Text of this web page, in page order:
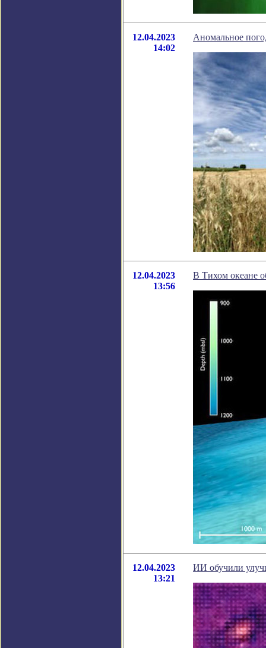
12.04.2023
14:02
Аномальное
12.04.2023
13:56
В Тихом океане
12.04.2023
13:21
ИИ обучили